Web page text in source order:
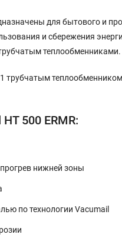
для бытового и
и сбережения
теплообменниками.
трубчатым
500 ERMR:
нижней зоны
по технологии Vacumail